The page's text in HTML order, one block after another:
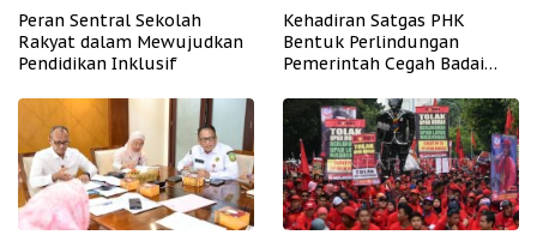
Peran Sentral Sekolah
Rakyat dalam Mewujudkan
Pendidikan Inklusif
Kehadiran Satgas PHK
Bentuk Perlindungan
Pemerintah Cegah Badai